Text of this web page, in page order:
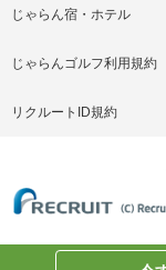
じゃらん宿・ホテル
じゃらんゴルフ利用規約
リクルートID規約